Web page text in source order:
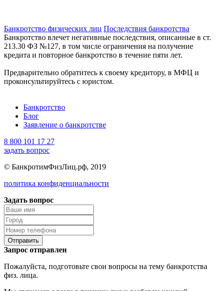
Банкротство физических лиц Последствия банкротства
Банкротство влечет негативные последствия, описанные в ст.
213.30 ФЗ №127, в том числе ограничения на получение
кредита и повторное банкротство в течение пяти лет.
Предварительно обратитесь к своему кредитору, в МФЦ и
проконсультируйтесь с юристом.
Банкротство
Блог
Заявление о банкротстве
8 800 101 17 27
задать вопрос
© БанкротимФизЛиц.рф, 2019
политика конфиденциальности
Задать вопрос
Отправить
Запрос отправлен
Пожалуйста, подготовьте свои вопросы на тему банкротства
физ. лица.